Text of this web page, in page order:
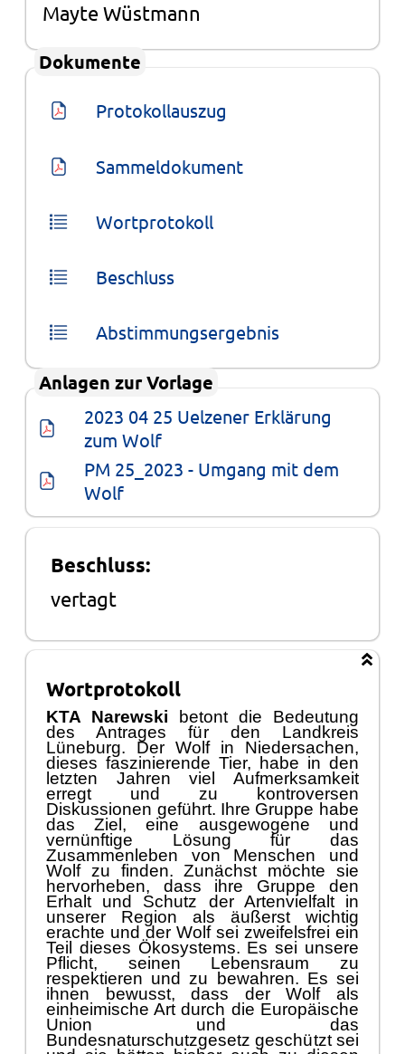
Dokumente
Protokollauszug
Sammeldokument
Wortprotokoll
Beschluss
Abstimmungsergebnis
Anlagen zur Vorlage
2023 04 25 Uelzener Erklärung
zum Wolf
PM 25_2023 - Umgang mit dem
Wolf
Beschluss:
Wortprotokoll
des Antrages fü
Lüneburg. Der Wolf in Niedersachen,
diesesfaszinierendeTier,habe in den
letzten Jahren viel Aufmerksamkeit
erregtund zu kontroversen
Diskussionen geführt. Ihre Gruppe habe
das Ziel, eine ausgewogene und
vernünftige Lö sung für das
Zusammenleben von Menschen und
Wolf zu finden. Zunächst möchte sie
hervorheben, dass ihre Gruppe den
Erhalt und Schutz derArtenvielfalt in
unserer Region als äuß
erst wichtig
erachte und der Wolf sei zweifelsfreiein
Teil die sesÖkosystems. Es sei unsere
Pflicht, seinen Lebensraum zu
respektieren und zu bewahren.Es sei
ihnen bewusst,dass der Wolf als
einheimischeArt durchdie Europä
ische
Union und das
Bundesnaturschutzgesetz geschützt sei
und sie hättenbisher auch zu diesen
Schutzbestimmungen gestanden.
Dennoch dürftendie berechtigten